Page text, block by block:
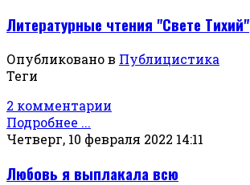
Литературные чтения "Свете Тихий"
Опубликовано в Публицистика
Теги
2 комментарии
Подробнее ...
Четверг, 10 февраля 2022 14:11
Любовь я выплакала всю